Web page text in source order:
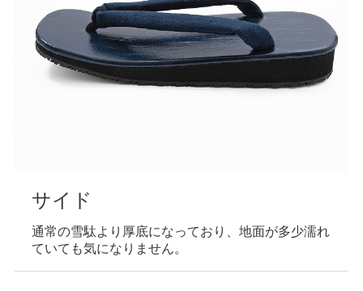
サイド
通常の雪駄より厚底になっており、地面が多少濡れ
ていても気になりません。